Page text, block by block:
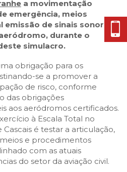
a movimentação
emergência, meios
emissão de sinais sonoros
durante o
simulacro.
obrigação para os
se a promover a
de risco, conforme
das obrigações
aos aeródromos certificados.
à Escala Total no
é testar a articulação,
e procedimentos
com as atuais
do setor da aviação civil.